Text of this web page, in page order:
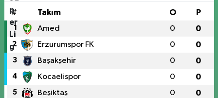
# Takım O P
1 Amed 0 0
2 Erzurumspor FK 0 0
3 Başakşehir 0 0
4 Kocaelispor 0 0
5 Beşiktaş 0 0